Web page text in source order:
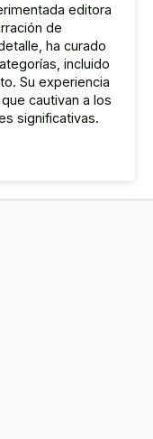
editora
de
ha curado
incluido
Su experiencia
cautivan a los
significativas.